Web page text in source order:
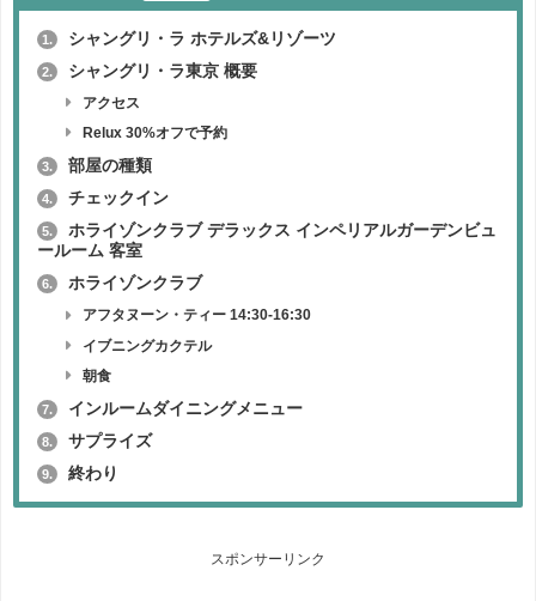
1. シャングリ・ラ ホテルズ&リゾーツ
2. シャングリ・ラ東京 概要
アクセス
Relux 30%オフで予約
3. 部屋の種類
4. チェックイン
5.
ホライゾンクラブ デラックス インペリアルガーデンビュ
ールーム 客室
6. ホライゾンクラブ
アフタヌーン・ティー 14:30-16:30
イブニングカクテル
朝食
7. インルームダイニングメニュー
8. サプライズ
9. 終わり
スポンサーリンク